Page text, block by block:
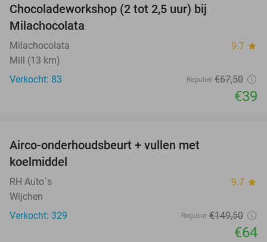
Chocoladeworkshop (2 tot 2,5 uur) bij
Milachocolata
Milachocolata 9.7 star
Mill (13 km)
Verkocht: 83
Regulier €67,50
€39
Airco-onderhoudsbeurt + vullen met
koelmiddel
RH Auto´s 9.7 star
Wijchen
Verkocht: 329
Regulier €149,50
€64